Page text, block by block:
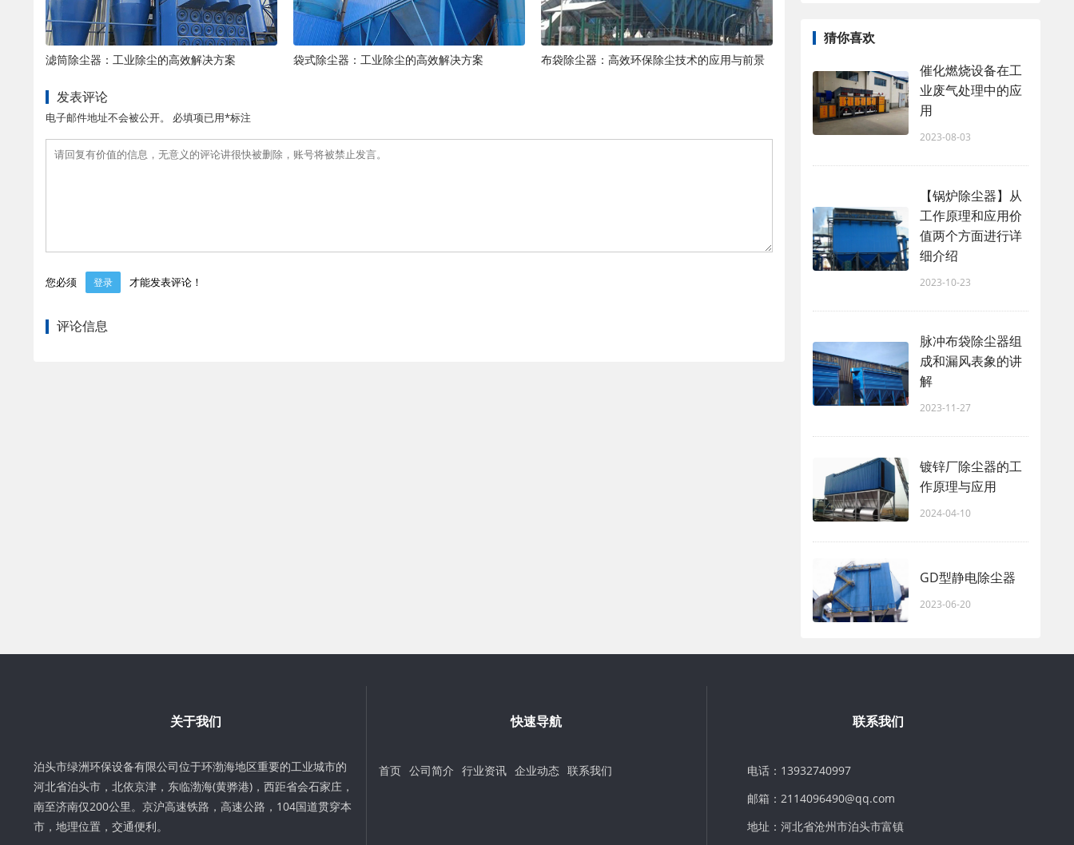
滤筒除尘器：工业除尘的高效解决方案 袋式除尘器：工业除尘的高效解决方案 布袋除尘器：高效环保除尘技术的应用与前景
发表评论
电子邮件地址不会被公开。 必填项已用*标注
您必须 登录 才能发表评论！
评论信息
猜你喜欢
催化燃烧设备在工
业废气处理中的应
用
2023-08-03
【锅炉除尘器】从
工作原理和应用价
值两个方面进行详
细介绍
2023-10-23
脉冲布袋除尘器组
成和漏风表象的讲
解
2023-11-27
镀锌厂除尘器的工
作原理与应用
2024-04-10
GD型静电除尘器
2023-06-20
关于我们
泊头市绿洲环保设备有限公司位于环渤海地区重要的工业城市的
河北省泊头市，北依京津，东临渤海(黄骅港)，西距省会石家庄，
南至济南仅200公里。京沪高速铁路，高速公路，104国道贯穿本
市，地理位置，交通便利。
快速导航
首页 公司简介 行业资讯 企业动态 联系我们
联系我们
电话：13932740997
邮箱：2114096490@qq.com
地址：河北省沧州市泊头市富镇